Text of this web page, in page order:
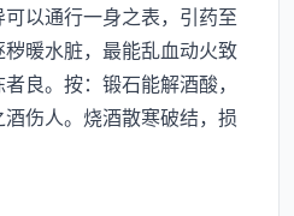
以通行一身之表，引药至
暖水脏，最能乱血动火致
良。按：锻石能解酒酸，
伤人。烧酒散寒破结，损